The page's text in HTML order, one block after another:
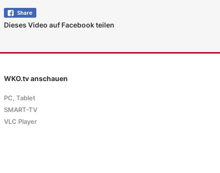
Dieses Video auf Facebook teilen
WKO.tv anschauen
PC, Tablet
SMART-TV
VLC Player